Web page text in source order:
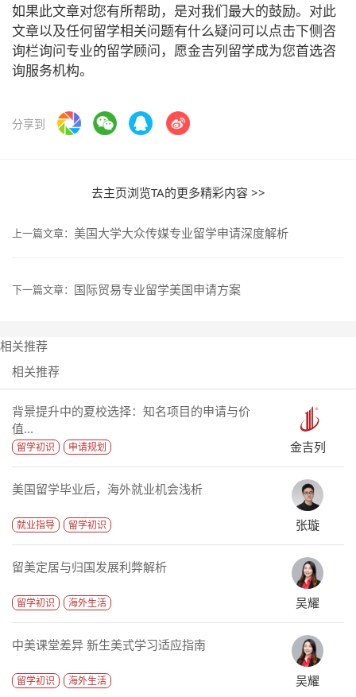
如果此文章对您有所帮助，是对我们最大的鼓励。对此
文章以及任何留学相关问题有什么疑问可以点击下侧咨
询栏询问专业的留学顾问，愿金吉列留学成为您首选咨
询服务机构。
分享到
去主页浏览TA的更多精彩内容 >>
上一篇文章： 美国大学大众传媒专业留学申请深度解析
下一篇文章： 国际贸易专业留学美国申请方案
相关推荐
相关推荐
背景提升中的夏校选择：知名项目的申请与价
值...
留学初识 申请规划 金吉列
美国留学毕业后，海外就业机会浅析
就业指导 留学初识 张璇
留美定居与归国发展利弊解析
留学初识 海外生活 吴耀
中美课堂差异 新生美式学习适应指南
留学初识 海外生活 吴耀